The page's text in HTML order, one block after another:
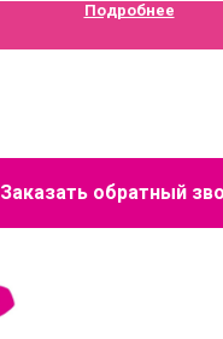
Подробнее
Заказать обратный